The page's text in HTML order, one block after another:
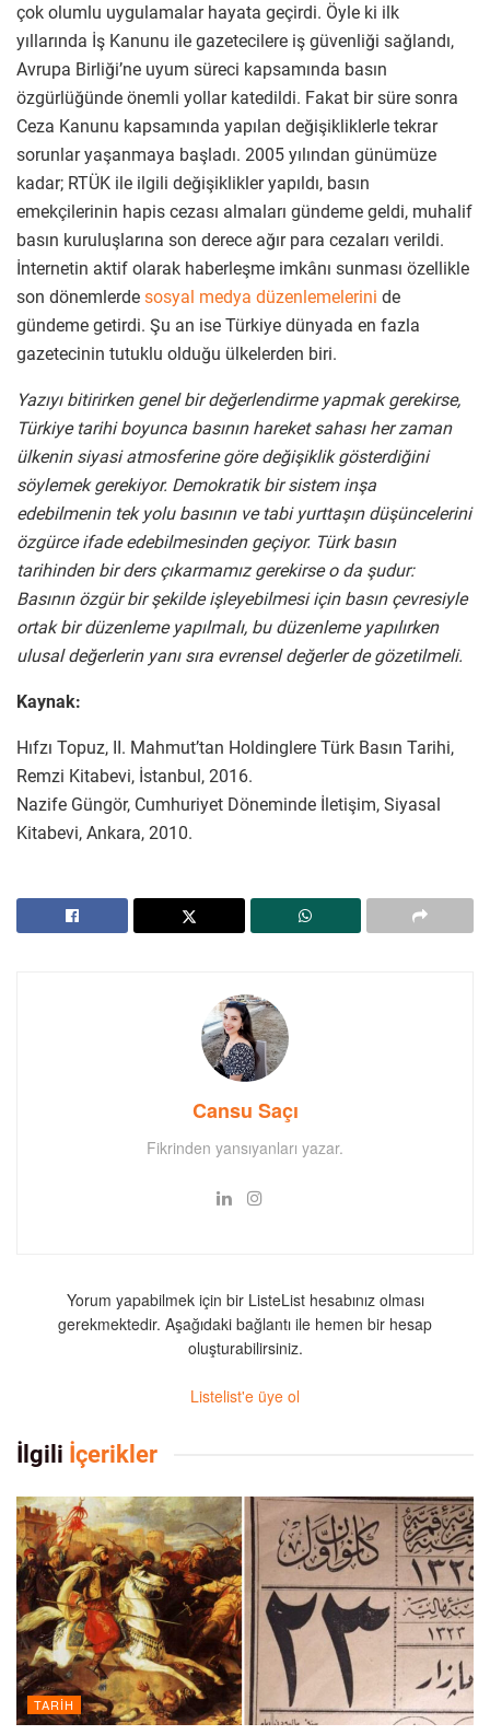
çok olumlu uygulamalar hayata geçirdi. Öyle ki ilk
yıllarında İş Kanunu ile gazetecilere iş güvenliği sağlandı,
Avrupa Birliği’ne uyum süreci kapsamında basın
özgürlüğünde önemli yollar katedildi. Fakat bir süre sonra
Ceza Kanunu kapsamında yapılan değişikliklerle tekrar
sorunlar yaşanmaya başladı. 2005 yılından günümüze
kadar; RTÜK ile ilgili değişiklikler yapıldı, basın
emekçilerinin hapis cezası almaları gündeme geldi, muhalif
basın kuruluşlarına son derece ağır para cezaları verildi.
İnternetin aktif olarak haberleşme imkânı sunması özellikle
son dönemlerde sosyal medya düzenlemelerini de
gündeme getirdi. Şu an ise Türkiye dünyada en fazla
gazetecinin tutuklu olduğu ülkelerden biri.
Yazıyı bitirirken genel bir değerlendirme yapmak gerekirse,
Türkiye tarihi boyunca basının hareket sahası her zaman
ülkenin siyasi atmosferine göre değişiklik gösterdiğini
söylemek gerekiyor. Demokratik bir sistem inşa
edebilmenin tek yolu basının ve tabi yurttaşın düşüncelerini
özgürce ifade edebilmesinden geçiyor. Türk basın
tarihinden bir ders çıkarmamız gerekirse o da şudur:
Basının özgür bir şekilde işleyebilmesi için basın çevresiyle
ortak bir düzenleme yapılmalı, bu düzenleme yapılırken
ulusal değerlerin yanı sıra evrensel değerler de gözetilmeli.
Kaynak:
Hıfzı Topuz, II. Mahmut’tan Holdinglere Türk Basın Tarihi,
Remzi Kitabevi, İstanbul, 2016.
Nazife Güngör, Cumhuriyet Döneminde İletişim, Siyasal
Kitabevi, Ankara, 2010.
Cansu Saçı
Fikrinden yansıyanları yazar.
Yorum yapabilmek için bir ListeList hesabınız olması
gerekmektedir. Aşağıdaki bağlantı ile hemen bir hesap
oluşturabilirsiniz.
Listelist'e üye ol
İlgili İçerikler
TARIH